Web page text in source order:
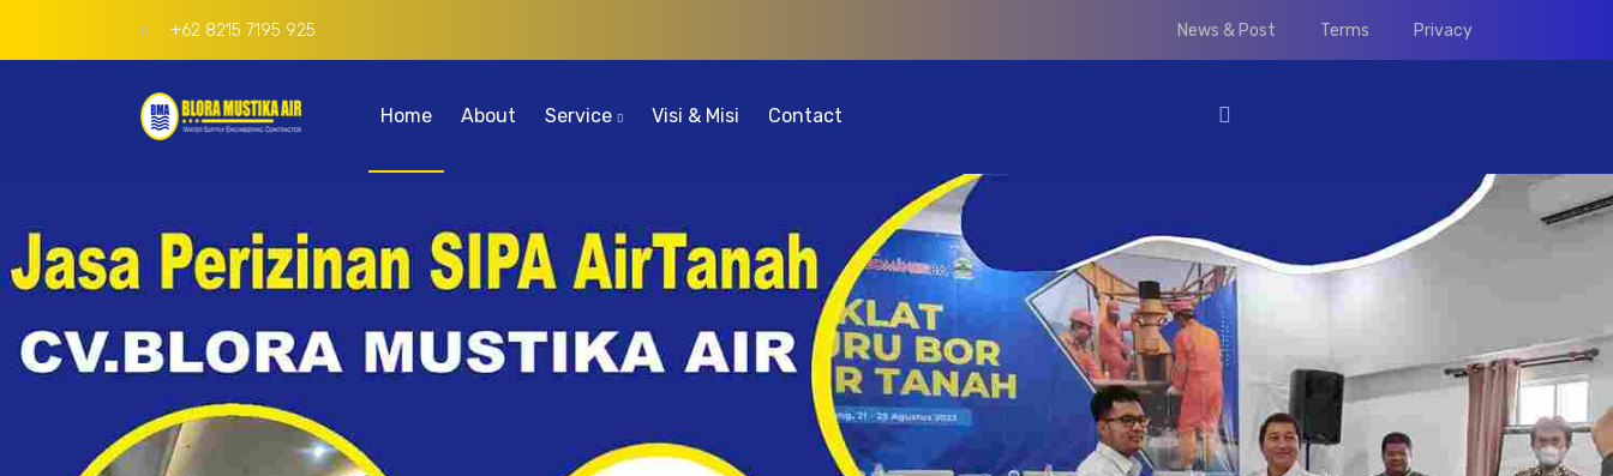
+62 8215 7195 925 News & Post Terms Privacy
Home About Service Visi & Misi Contact